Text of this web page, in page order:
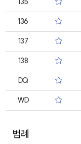
136
137
138
DQ
WD
범례